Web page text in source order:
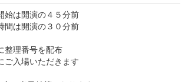
始は開演の４５分前
間は開演の３０分前
整理番号を配布
ご入場いただきます